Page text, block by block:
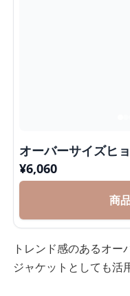
オーバーサイズヒ
¥6,060
商
トレンド感のあるオー
ジャケットとしても活